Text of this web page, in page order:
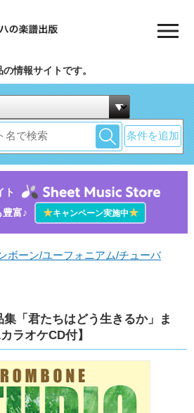
情報サイトです。
条件を追加
ト
豊富♪
★キャンペーン実施中★
ボーン/ユーフォニアム/チューバ
「君たちはどう生きるか」ま
ラオケCD付】